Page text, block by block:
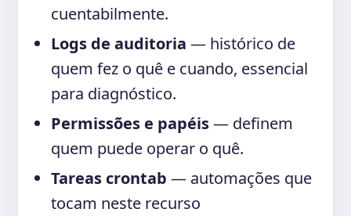
cuentabilmente.
Logs de auditoria — histórico de
quem fez o quê e cuando, essencial
para diagnóstico.
Permissões e papéis— definem
quem puede operar o quê.
Tareas crontab — automações que
tocam neste recurso